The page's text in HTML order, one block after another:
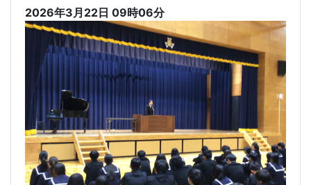
2026年3月22日 09時06分